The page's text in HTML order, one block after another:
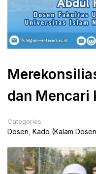
dan Mencari
Categories
Dosen Kado (Kalam